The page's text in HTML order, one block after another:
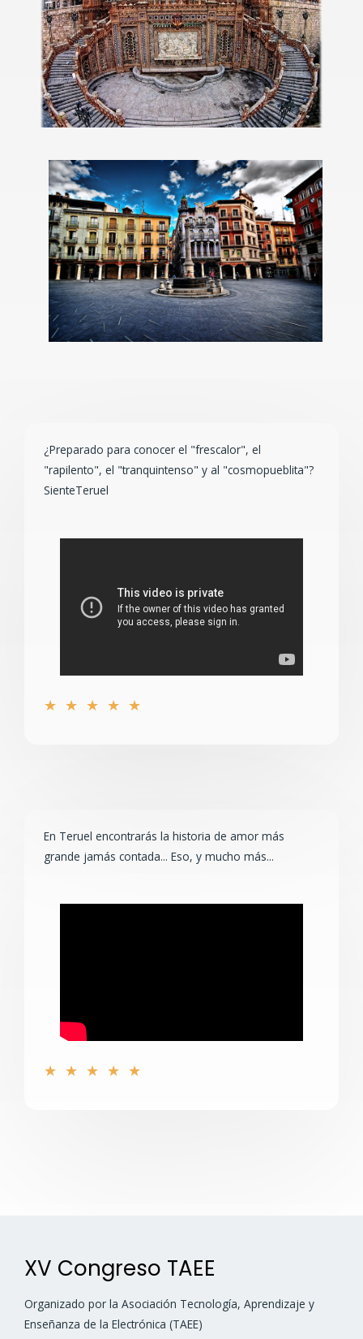
¿Preparado para conocer el "frescalor", el
"rapilento", el "tranquintenso" y al "cosmopueblita"?
SienteTeruel
★ ★ ★ ★ ★
En Teruel encontrarás la historia de amor más
grande jamás contada... Eso, y mucho más...
★ ★ ★ ★ ★
XV Congreso TAEE
Organizado por la Asociación Tecnología, Aprendizaje y
Enseñanza de la Electrónica (TAEE)